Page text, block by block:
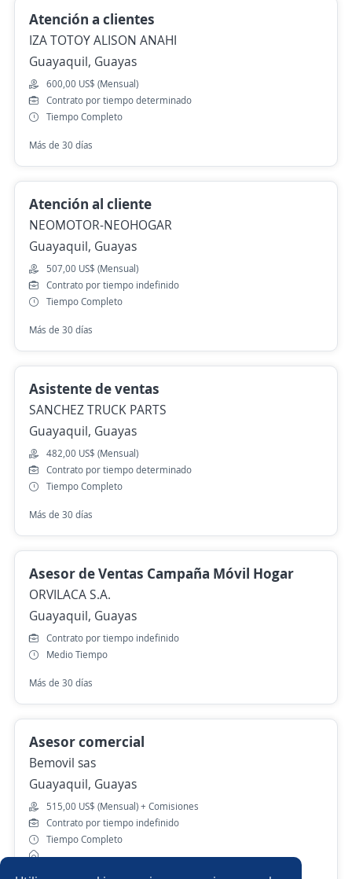
Atención a clientes
IZA TOTOY ALISON ANAHI
Guayaquil, Guayas
600,00 US$ (Mensual)
Contrato por tiempo determinado
Tiempo Completo
Más de 30 días
Atención al cliente
NEOMOTOR-NEOHOGAR
Guayaquil, Guayas
507,00 US$ (Mensual)
Contrato por tiempo indefinido
Tiempo Completo
Más de 30 días
Asistente de ventas
SANCHEZ TRUCK PARTS
Guayaquil, Guayas
482,00 US$ (Mensual)
Contrato por tiempo determinado
Tiempo Completo
Más de 30 días
Asesor de Ventas Campaña Móvil Hogar
ORVILACA S.A.
Guayaquil, Guayas
Contrato por tiempo indefinido
Medio Tiempo
Más de 30 días
Asesor comercial
Bemovil sas
Guayaquil, Guayas
515,00 US$ (Mensual) + Comisiones
Contrato por tiempo indefinido
Tiempo Completo